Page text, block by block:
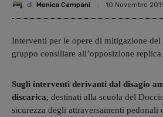
di Monica Campani 10 Novembre
Interventi per le opere di mitigazione
gruppo consiliare all’opposizione
Sugli interventi derivanti dal disagio
discarica, destinati alla scuola del
sicurezza degli attraversamenti pedonali